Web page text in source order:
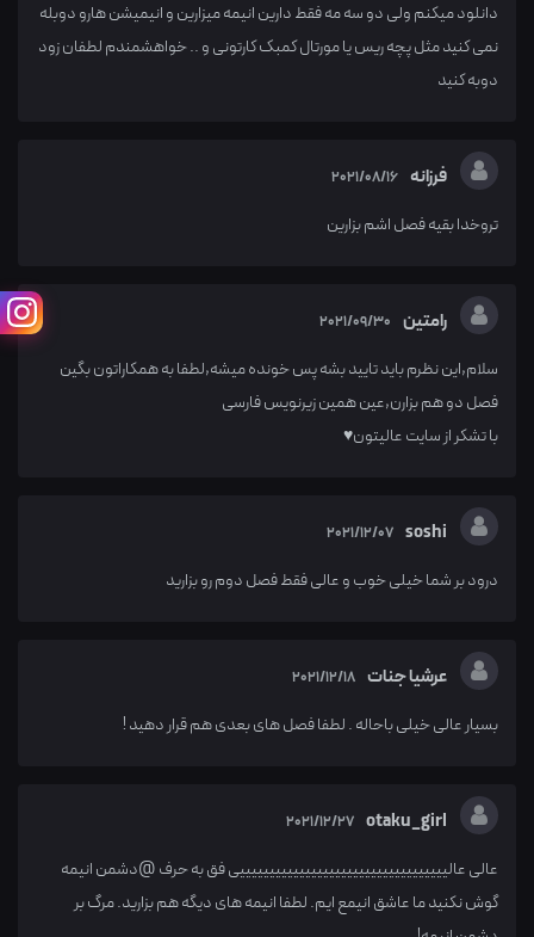
دانلود میکنم ولی دو سه مه فقط دارین انیمه میزارین و انیمیشن هارو دوبله
نمی کنید مثل پچه ریس یا مورتال کمبک کارتونی و .. خواهشمندم لطفان زود
دوبه کنید
فرزانه 2021/08/16
تروخدا بقیه فصل اشم بزارین
رامتین 2021/09/30
سلام,این نظرم باید تایید بشه پس خونده میشه,لطفا به همکاراتون بگین
فصل دو هم بزارن,عین همین زیرنویس فارسی
با تشکر از سایت عالیتون♥
soshi
2021/12/07
درود بر شما خیلی خوب و عالی فقط فصل دوم رو بزارید
عرشیا جنات 2021/12/18
بسیار عالی خیلی باحاله . لطفا فصل های بعدی هم قرار دهید !
otaku_girl
2021/12/27
عالی عالیییییییییییییییییییییییییییییییییییی فق به حرف @دشمن انیمه
گوش نکنید ما عاشق انیمع ایم. لطفا انیمه های دیگه هم بزارید. مرگ بر